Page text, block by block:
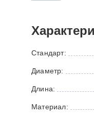
Стандарт:
Диаметр:
Длина:
Материал: